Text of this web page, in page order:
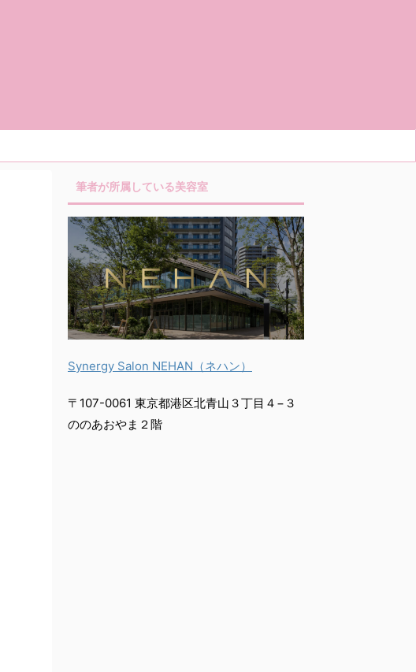
筆者が所属している美容室
Synergy Salon NEHAN（ネハン）
〒107-0061 東京都港区北青山３丁目４−３
ののあおやま２階